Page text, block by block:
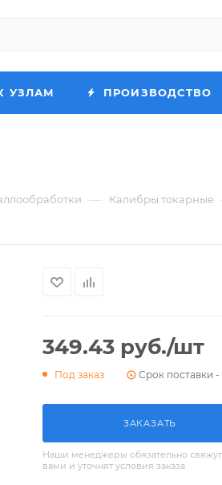
УЗЛАМ ПРОИЗВОДСТВО
— Калибры токарные
349.43 руб./шт
Под заказ Срок поставки -
ЗАКАЗАТЬ
Наши менеджеры обязательно
вами и уточнят условия заказа